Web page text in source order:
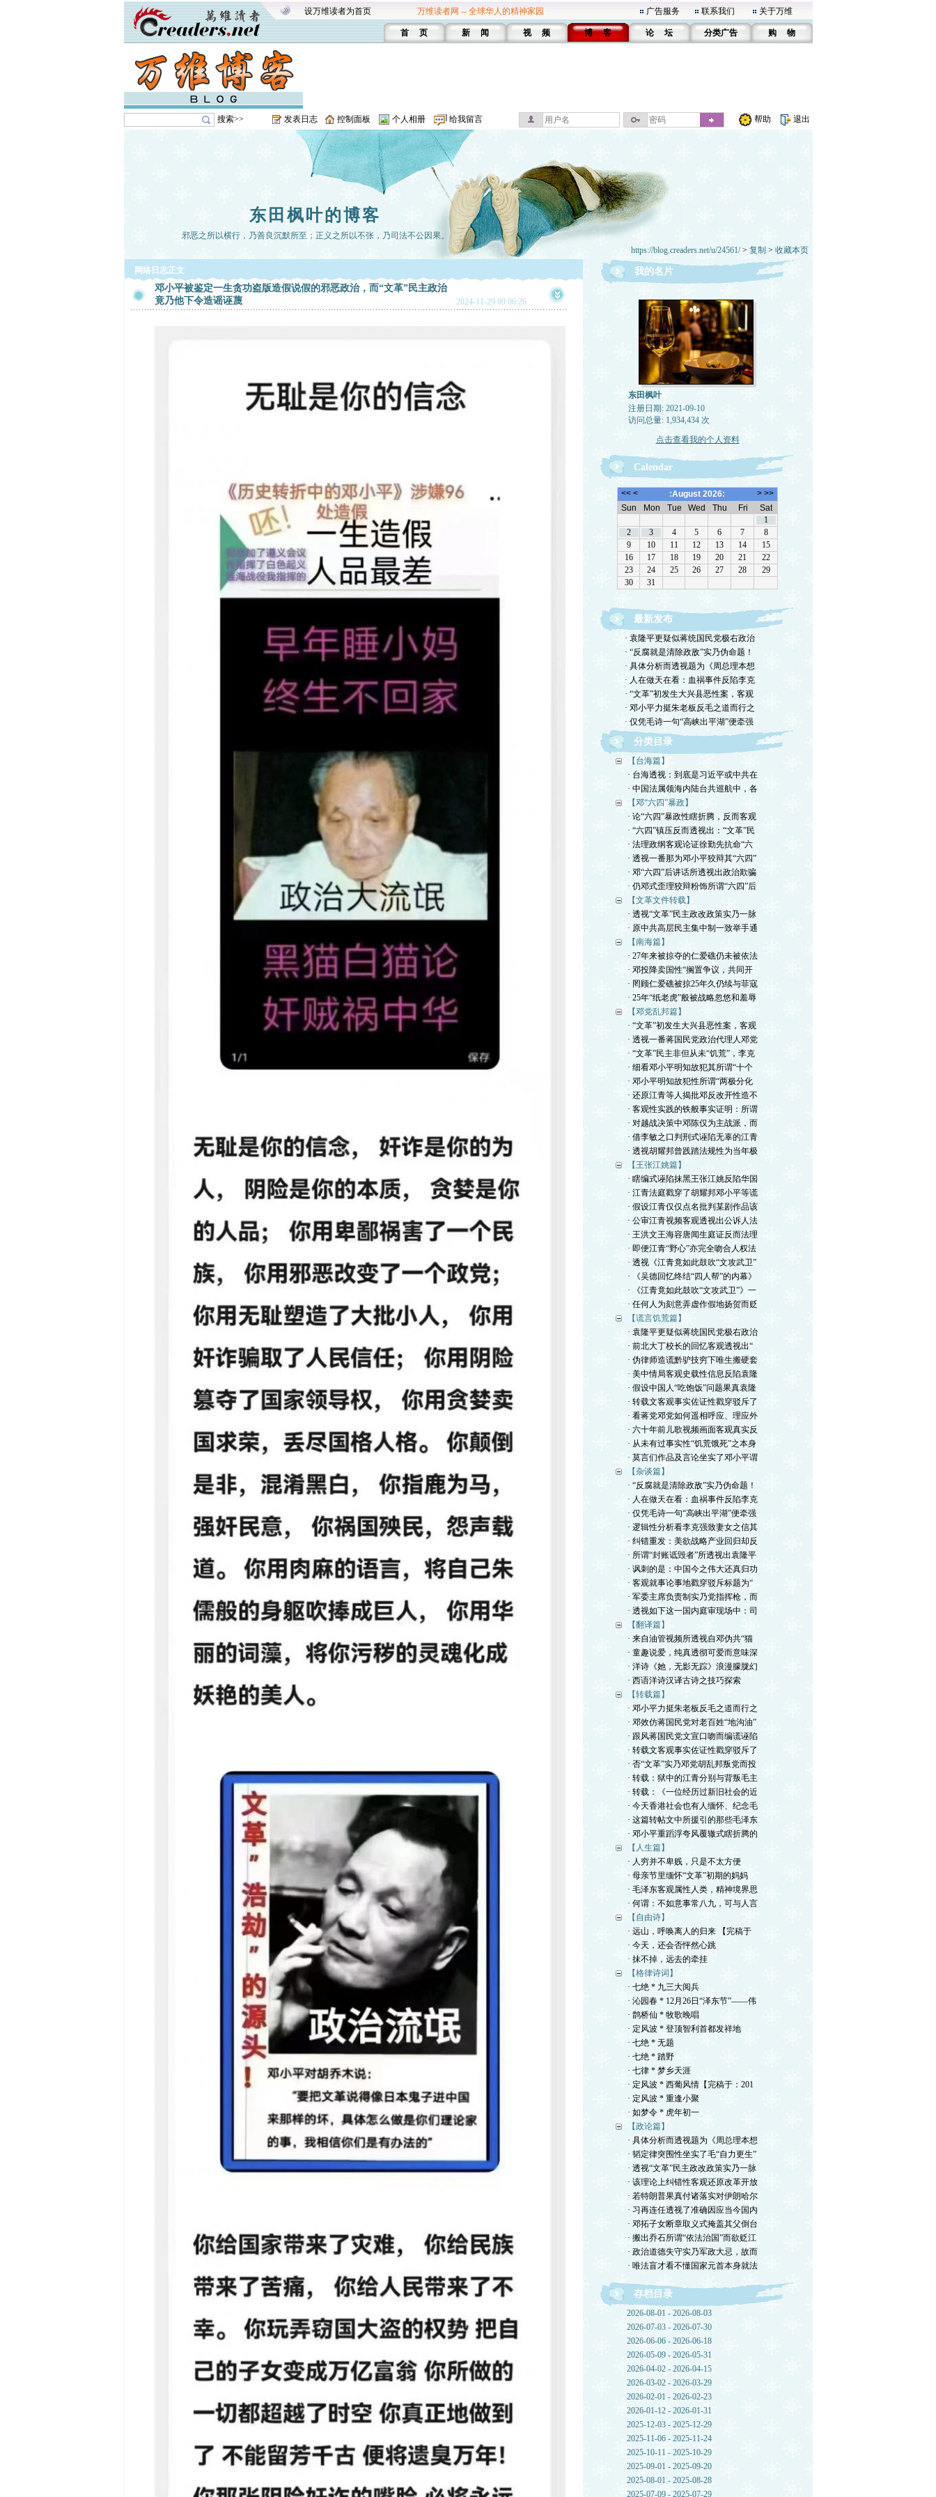
设万维读者为首页 万维读者网 -- 全球华人的精神家园 广告服务 联系我们 关于万维
首 页 新 闻 视 频 博 客 论 坛 分类广告 购 物
搜索>> 发表日志 控制面板 个人相册 给我留言 帮助 退出
东田枫叶的博客
邪恶之所以横行，乃善良沉默所至；正义之所以不张，乃司法不公因果。
https://blog.creaders.net/u/24561/> 复制 > 收藏本页
网络日志正文
邓小平被鉴定一生贪功盗版造假说假的邪恶政治，而“文革”民主政治
竟乃他下令造谣诬蔑
2024-11-29 09:06:26
我的名片
东田枫叶
注册日期: 2021-09-10
访问总量: 1,934,434 次
点击查看我的个人资料
Calendar
最新发布
· 袁隆平更疑似蒋统国民党极右政治
· “反腐就是清除政敌”实乃伪命题！
· 具体分析而透视题为《周总理本想
· 人在做天在看：血祸事件反陷李克
· “文革”初发生大兴县恶性案，客观
· 邓小平力挺朱老板反毛之道而行之
· 仅凭毛诗一句“高峡出平湖”便牵强
分类目录
【台海篇】
· 台海透视：到底是习近平或中共在
· 中国法属领海内陆台共巡航中，各
【邓“六四”暴政】
· 论“六四”暴政性瞎折腾，反而客观
· “六四”镇压反而透视出：“文革”民
· 法理政纲客观论证徐勤先抗命“六
· 透视一番那为邓小平狡辩其“六四”
· 邓“六四”后讲话所透视出政治欺骗
· 仍邓式歪理狡辩粉饰所谓“六四”后
【文革文件转载】
· 透视“文革”民主政改政策实乃一脉
· 原中共高层民主集中制一致举手通
【南海篇】
· 27年来被掠夺的仁爱礁仍未被依法
· 邓投降卖国性“搁置争议，共同开
· 罔顾仁爱礁被掠25年久仍续与菲寇
· 25年“纸老虎”般被战略忽悠和羞辱
【邓党乱邦篇】
· “文革”初发生大兴县恶性案，客观
· 透视一番蒋国民党政治代理人邓党
· “文革”民主非但从未“饥荒”，李克
· 细看邓小平明知故犯其所谓“十个
· 邓小平明知故犯性所谓“两极分化
· 还原江青等人揭批邓反改开性造不
· 客观性实践的铁般事实证明：所谓
· 对越战决策中邓陈仅为主战派，而
· 借李敏之口判刑式诬陷无辜的江青
· 透视胡耀邦曾践踏法规性为当年极
【王张江姚篇】
· 瞎编式诬陷抹黑王张江姚反陷华国
· 江青法庭戳穿了胡耀邦邓小平等谎
· 假设江青仅仅点名批判某剧作品该
· 公审江青视频客观透视出公诉人法
· 王洪文王海容唐闻生庭证反而法理
· 即便江青“野心”亦完全吻合人权法
· 透视《江青竟如此鼓吹“文攻武卫”
· 《吴德回忆终结“四人帮”的内幕》
· 《江青竟如此鼓吹“文攻武卫”》一
· 任何人为刻意弄虚作假地扬贺而贬
【谎言饥荒篇】
· 袁隆平更疑似蒋统国民党极右政治
· 前北大丁校长的回忆客观透视出“
· 伪律师造谎黔驴技穷下唯生搬硬套
· 美中情局客观史载性信息反陷袁隆
· 假设中国人“吃饱饭”问题果真袁隆
· 转载文客观事实佐证性戳穿驳斥了
· 看蒋党邓党如何遥相呼应、理应外
· 六十年前儿歌视频画面客观真实反
· 从未有过事实性“饥荒饿死”之本身
· 莫言们作品及言论坐实了邓小平谓
【杂谈篇】
· “反腐就是清除政敌”实乃伪命题！
· 人在做天在看：血祸事件反陷李克
· 仅凭毛诗一句“高峡出平湖”便牵强
· 逻辑性分析看李克强致妻女之信其
· 纠错重发：美欲战略产业回归却反
· 所谓“封账诋毁者”所透视出袁隆平
· 讽刺的是：中国今之伟大还真归功
· 客观就事论事地戳穿驳斥标题为“
· 军委主席负责制实乃党指挥枪，而
· 透视如下这一国内庭审现场中：司
【翻译篇】
· 来自油管视频所透视自邓伪共“猫
· 童趣说爱，纯真透彻可爱而意味深
· 洋诗《她，无影无踪》浪漫朦胧幻
· 西语洋诗汉译古诗之技巧探索
【转载篇】
· 邓小平力挺朱老板反毛之道而行之
· 邓效仿蒋国民党对老百姓“地沟油”
· 跟风蒋国民党文宣口吻而编谎诬陷
· 转载文客观事实佐证性戳穿驳斥了
· 否“文革”实乃邓党胡乱邦叛党而投
· 转载：狱中的江青分别与背叛毛主
· 转载：《一位经历过新旧社会的近
· 今天香港社会也有人缅怀、纪念毛
· 这篇转帖文中所援引的那些毛泽东
· 邓小平重蹈浮夸风覆辙式瞎折腾的
【人生篇】
· 人穷并不卑贱，只是不太方便
· 母亲节里缅怀“文革”初期的妈妈
· 毛泽东客观属性人类，精神境界思
· 何谓：不如意事常八九，可与人言
【自由诗】
· 远山，呼唤离人的归来 【完稿于
· 今天，还会否怦然心跳
· 抹不掉，远去的牵挂
【格律诗词】
· 七绝 * 九三大阅兵
· 沁园春 * 12月26日“泽东节”——伟
· 鹊桥仙 * 牧歌晚唱
· 定风波 * 登顶智利首都发祥地
· 七绝 * 无题
· 七绝 * 踏野
· 七律 * 梦乡天涯
· 定风波 * 西葡风情【完稿于：201
· 定风波 * 重逢小聚
· 如梦令 * 虎年初一
【政论篇】
· 具体分析而透视题为《周总理本想
· 韬定律突围性坐实了毛“自力更生”
· 透视“文革”民主政改政策实乃一脉
· 该理论上纠错性客观还原改革开放
· 若特朗普果真付诸落实对伊朗哈尔
· 习再连任透视了准确因应当今国内
· 邓拓子女断章取义式掩盖其父倒台
· 搬出乔石所谓“依法治国”而欲贬江
· 政治道德失守实乃军政大忌，故而
· 唯法盲才看不懂国家元首本身就法
存档目录
2026-08-01 - 2026-08-03
2026-07-03 - 2026-07-30
2026-06-06 - 2026-06-18
2026-05-09 - 2026-05-31
2026-04-02 - 2026-04-15
2026-03-02 - 2026-03-29
2026-02-01 - 2026-02-23
2026-01-12 - 2026-01-31
2025-12-03 - 2025-12-29
2025-11-06 - 2025-11-24
2025-10-11 - 2025-10-29
2025-09-01 - 2025-09-20
2025-08-01 - 2025-08-28
2025-07-09 - 2025-07-29